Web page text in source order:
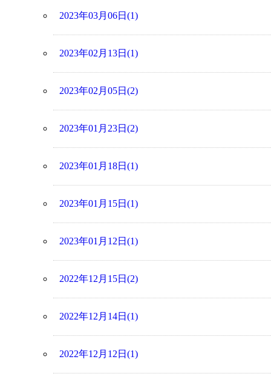
2023年03月06日(1)
2023年02月13日(1)
2023年02月05日(2)
2023年01月23日(2)
2023年01月18日(1)
2023年01月15日(1)
2023年01月12日(1)
2022年12月15日(2)
2022年12月14日(1)
2022年12月12日(1)